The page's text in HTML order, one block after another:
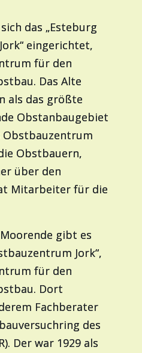
das „Esteburg
eingerichtet,
für den
Das Alte
als das größte
Obstanbaugebiet
Obstbauzentrum
Obstbauern,
über den
Mitarbeiter für die
gibt es
Jork“,
für den
Dort
Fachberater
des
Der war 1929 als